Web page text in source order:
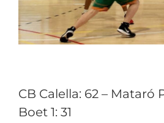
CB Calella: 62 – Mataró
Boet 1: 31